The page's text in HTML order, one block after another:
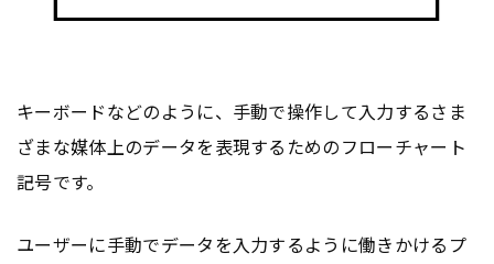
キーボードなどのように、手動で操作して入力するさま
ざまな媒体上のデータを表現するためのフローチャート
記号です。
ユーザーに手動でデータを入力するように働きかけるプ